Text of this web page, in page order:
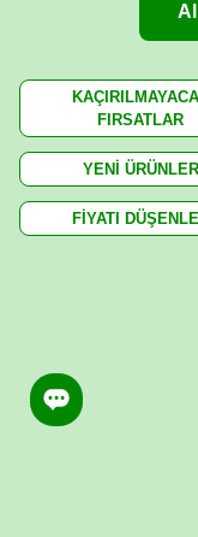
FIRSATLAR
YENİ ÜRÜNLER
FİYATI